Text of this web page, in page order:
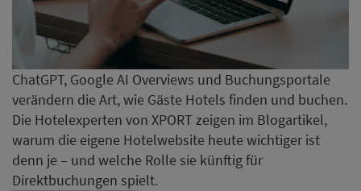
ChatGPT, Google AI Overviews und Buchungsportale
verändern die Art, wie Gäste Hotels finden und buchen.
Die Hotelexperten von XPORT zeigen im Blogartikel,
warum die eigene Hotelwebsite heute wichtiger ist
denn je – und welche Rolle sie künftig für
Direktbuchungen spielt.